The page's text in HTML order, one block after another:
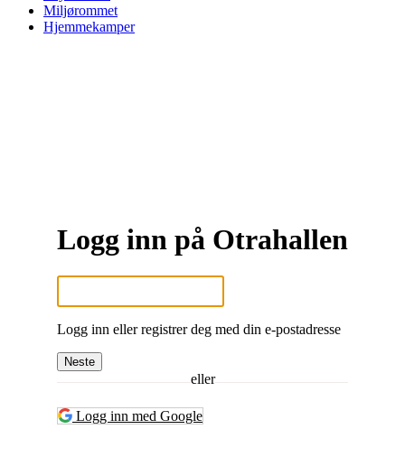
Miljørommet
Hjemmekamper
Logg inn på Otrahallen
Logg inn eller registrer deg med din e-postadresse
Neste
eller
Logg inn med Google